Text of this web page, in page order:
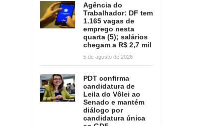
Agência do
Trabalhador: DF tem
1.165 vagas de
emprego nesta
quarta (5); salários
chegam a R$ 2,7 mil
5 de agosto de 2026
PDT confirma
candidatura de
Leila do Vôlei ao
Senado e mantém
diálogo por
candidatura única